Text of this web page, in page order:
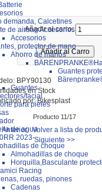
demanda, Calcetines
de airbag Accesorios
Accesorios
protector de mano
Ahorro de manos
Guantes
Guantes
facial
para pieles
de agua
2023-
de choque
Almohadillas de choque
Horquilla,Basculante
Racing
ruedas, pinones
Cadenas
Añadir al carro:
BPY90130
en Stock
por: Bikesplast
Producto 11/17
Anterior Volver a lista de
Siguiente >>